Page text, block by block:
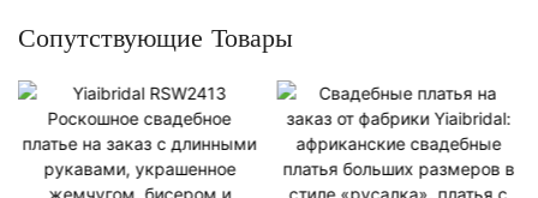
Сопутствующие Товары